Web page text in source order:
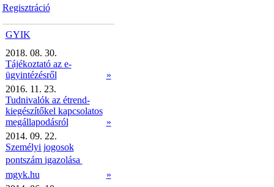
Regisztráció
GYIK
2018. 08. 30.
Tájékoztató az e-
ügyintézésről
»
2016. 11. 23.
Tudnivalók az étrend-
kiegészítőkel kapcsolatos
megállapodásról
»
2014. 09. 22.
Személyi jogosok
pontszám igazolása 
mgyk.hu
»